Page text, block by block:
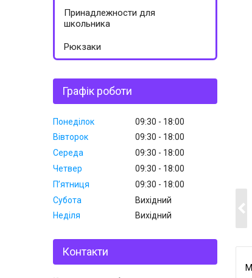
Принадлежности для
школьника
Рюкзаки
Графік роботи
Понеділок 09:30
18:00
Вівторок
09:30
18:00
Середа
09:30
18:00
Четвер
09:30
18:00
Пʼятниця
09:30
18:00
Субота
Вихідний
Неділя
Вихідний
Контакти